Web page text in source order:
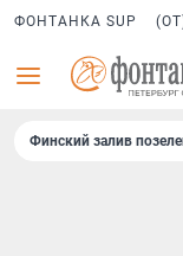
ФОНТАНКА SUP
Финский залив